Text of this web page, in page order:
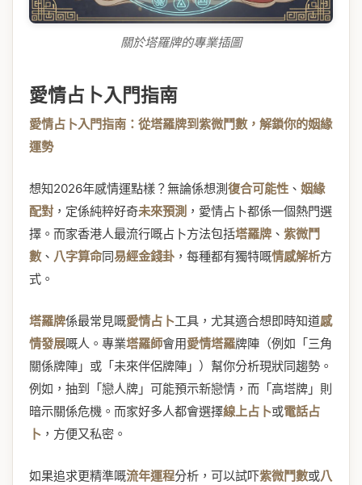
關於塔羅牌的專業插圖
愛情占卜入門指南
愛情占卜入門指南：從塔羅牌到紫微鬥數，解鎖你的姻緣
運勢
想知2026年感情運點樣？無論係想測復合可能性 、 姻緣
配對 ，定係純粹好奇未來預測 ，愛情占卜都係一個熱門選
擇。而家香港人最流行嘅占卜方法包括塔羅牌、 紫微鬥
數、 八字算命同易經金錢卦 ，每種都有獨特嘅情感解析方
式。
塔羅牌係最常見嘅愛情占卜工具，尤其適合想即時知道感
情發展嘅人。專業塔羅師會用愛情塔羅牌陣（例如「三角
關係牌陣」或「未來伴侶牌陣」）幫你分析現狀同趨勢。
例如，抽到「戀人牌」可能預示新戀情，而「高塔牌」則
暗示關係危機。而家好多人都會選擇線上占卜或電話占
卜 ，方便又私密。
如果追求更精準嘅流年運程分析，可以試吓紫微鬥數或八